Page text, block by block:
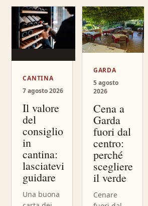
CANTINA
7 agosto 2026
Il valore
del
consiglio
in
cantina:
lasciatevi
guidare
Una buona
GARDA
5 agosto
2026
Cena a
Garda
fuori dal
centro:
perché
scegliere
il verde
Cenare